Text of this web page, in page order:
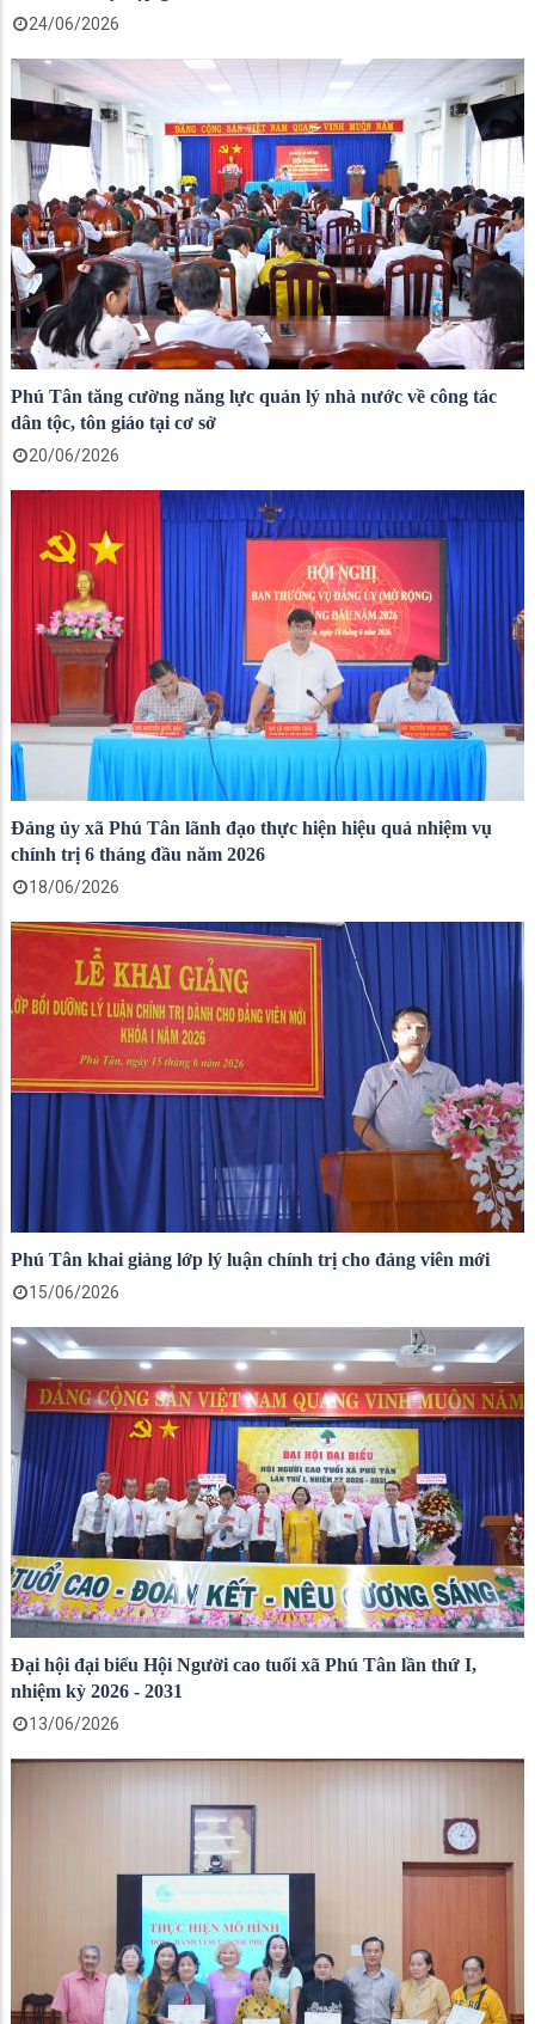
24/06/2026
Phú Tân tăng cường năng lực quản lý nhà nước về công tác
dân tộc, tôn giáo tại cơ sở
20/06/2026
Đảng ủy xã Phú Tân lãnh đạo thực hiện hiệu quả nhiệm vụ
chính trị 6 tháng đầu năm 2026
18/06/2026
Phú Tân khai giảng lớp lý luận chính trị cho đảng viên mới
15/06/2026
Đại hội đại biểu Hội Người cao tuổi xã Phú Tân lần thứ I,
nhiệm kỳ 2026 - 2031
13/06/2026